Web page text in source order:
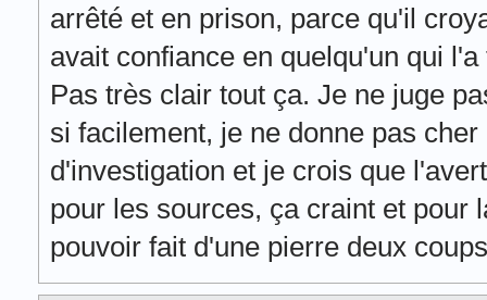
arrêté et en prison, parce qu'il
avait confiance en quelqu'un qui l'a
Pas très clair tout ça. Je ne juge
si facilement, je ne donne pas
d'investigation et je crois que
pour les sources, ça craint et pour
pouvoir fait d'une pierre deux